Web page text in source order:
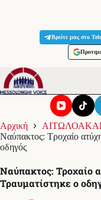
Βρείτε μας στο
Αρχική
Ναύπακτος: Τροχαίο
οδηγός
Ναύπακτος: Τροχαίο
Τραυματίστηκε ο